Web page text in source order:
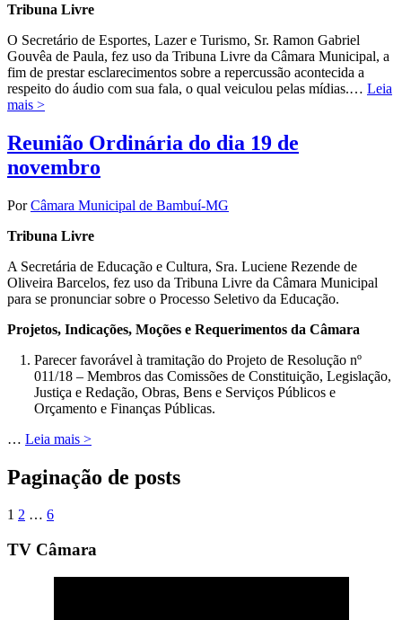
Tribuna Livre
O Secretário de Esportes, Lazer e Turismo, Sr. Ramon Gabriel
Gouvêa de Paula, fez uso da Tribuna Livre da Câmara Municipal, a
fim de prestar esclarecimentos sobre a repercussão acontecida a
respeito do áudio com sua fala, o qual veiculou pelas mídias.… Leia
mais >
Reunião Ordinária do dia 19 de
novembro
PorCâmara Municipal de Bambuí-MG
Tribuna Livre
A Secretária de Educação e Cultura, Sra. Luciene Rezende de
Oliveira Barcelos, fez uso da Tribuna Livre da Câmara Municipal
para se pronunciar sobre o Processo Seletivo da Educação.
Projetos, Indicações, Moções e Requerimentos da Câmara
Parecer favorável à tramitação do Projeto de Resolução nº
011/18 – Membros das Comissões de Constituição, Legislação,
Justiça e Redação, Obras, Bens e Serviços Públicos e
Orçamento e Finanças Públicas.
… Leia mais >
Paginação de posts
1 2 … 6
TV Câmara